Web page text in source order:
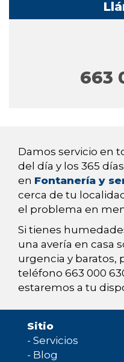
663
Damos servicio en
del día y los 365
en Fontanería y
cerca de tu
el problema en
Si tienes
una avería en casa
urgencia y baratos,
teléfono 663 000
estaremos a tu
Sitio
- Servicios
- Blog